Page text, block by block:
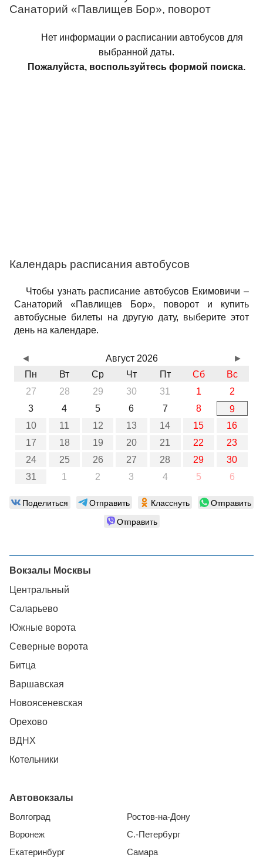
Санаторий «Павлищев Бор», поворот
Нет информации о расписании автобусов для
выбранной даты.
Пожалуйста, воспользуйтесь формой поиска.
Календарь расписания автобусов
Чтобы узнать расписание автобусов Екимовичи –
Санаторий «Павлищев Бор», поворот и купить
автобусные билеты на другую дату, выберите этот
день на календаре.
Август 2026
Пн
Вт Ср Чт Пт Сб
Вс
27
28 29 30 31 1
2
3
4 5 6 7 8
9
10
11 12 13 14 15
16
17
18 19 20 21 22
23
24
25 26 27 28 29
30
31
1 2 3 4 5 6
◄ ►
Поделиться Отправить Класснуть
Отправить
Отправить
Вокзалы Москвы
Центральный
Саларьево
Южные ворота
Северные ворота
Битца
Варшавская
Новоясеневская
Орехово
ВДНХ
Котельники
Автовокзалы
Волгоград
Воронеж
Екатеринбург
Ростов-на-Дону
С.-Петербург
Самара